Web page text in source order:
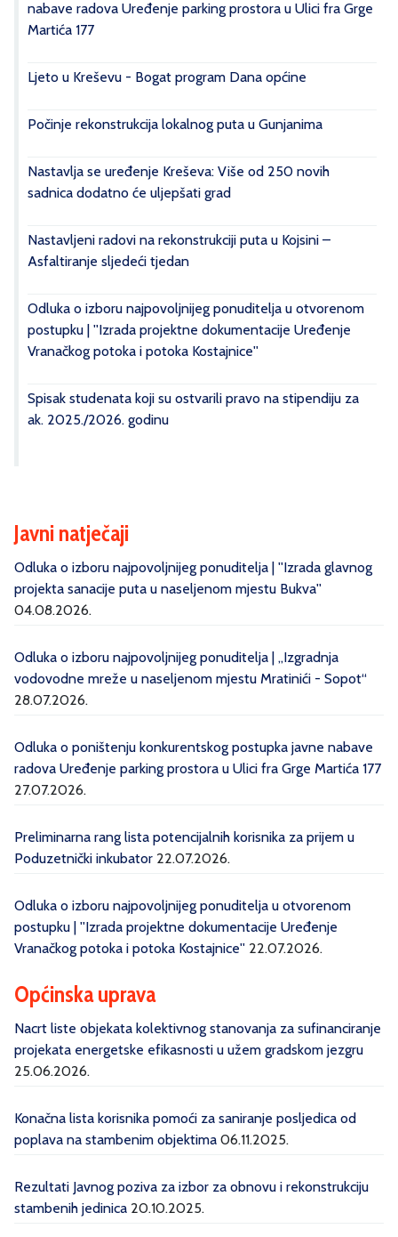
nabave radova Uređenje parking prostora u Ulici fra Grge
Martića 177
Ljeto u Kreševu - Bogat program Dana općine
Počinje rekonstrukcija lokalnog puta u Gunjanima
Nastavlja se uređenje Kreševa: Više od 250 novih
sadnica dodatno će uljepšati grad
Nastavljeni radovi na rekonstrukciji puta u Kojsini –
Asfaltiranje sljedeći tjedan
Odluka o izboru najpovoljnijeg ponuditelja u otvorenom
postupku | ''Izrada projektne dokumentacije Uređenje
Vranačkog potoka i potoka Kostajnice''
Spisak studenata koji su ostvarili pravo na stipendiju za
ak. 2025./2026. godinu
Javni natječaji
Odluka o izboru najpovoljnijeg ponuditelja | ''Izrada glavnog
projekta sanacije puta u naseljenom mjestu Bukva''
04.08.2026.
Odluka o izboru najpovoljnijeg ponuditelja | „Izgradnja
vodovodne mreže u naseljenom mjestu Mratinići - Sopot“
28.07.2026.
Odluka o poništenju konkurentskog postupka javne nabave
radova Uređenje parking prostora u Ulici fra Grge Martića 177
27.07.2026.
Preliminarna rang lista potencijalnih korisnika za prijem u
Poduzetnički inkubator 22.07.2026.
Odluka o izboru najpovoljnijeg ponuditelja u otvorenom
postupku | ''Izrada projektne dokumentacije Uređenje
Vranačkog potoka i potoka Kostajnice'' 22.07.2026.
Općinska uprava
Nacrt liste objekata kolektivnog stanovanja za sufinanciranje
projekata energetske efikasnosti u užem gradskom jezgru
25.06.2026.
Konačna lista korisnika pomoći za saniranje posljedica od
poplava na stambenim objektima 06.11.2025.
Rezultati Javnog poziva za izbor za obnovu i rekonstrukciju
stambenih jedinica 20.10.2025.